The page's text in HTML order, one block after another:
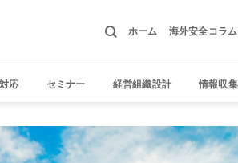
ホーム 海外安全コラ
応 セミナー 経営組織設計 情報収